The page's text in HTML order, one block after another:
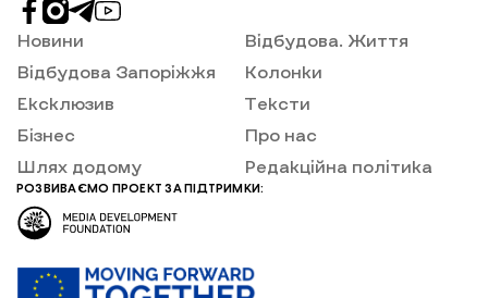
Новини
Відбудова Запоріжжя
Ексклюзив
Бізнес
Шлях додому
Відбудова. Життя
Колонки
Тексти
Про нас
Редакційна політика
РОЗВИВАЄМО ПРОЕКТ ЗА ПІДТРИМКИ: